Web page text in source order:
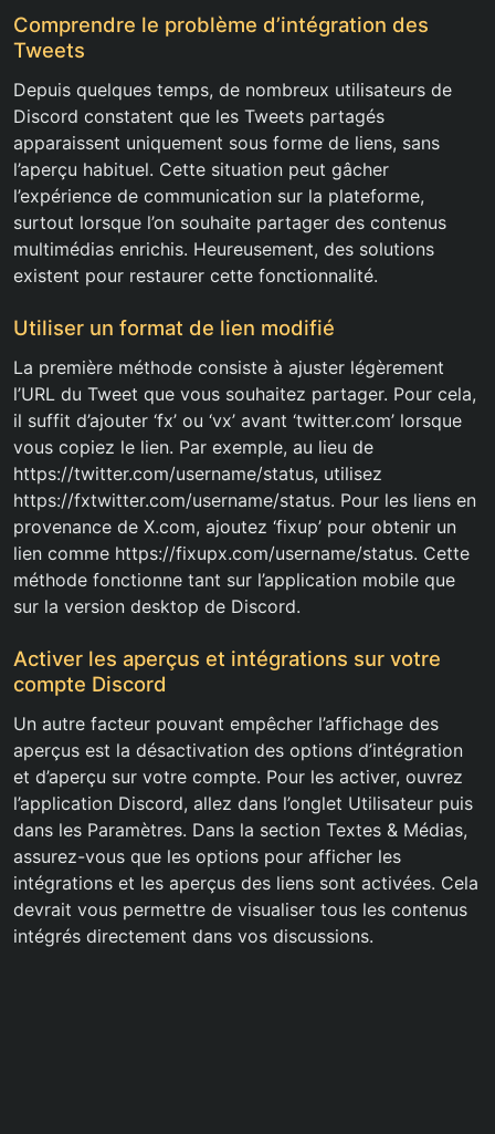
Comprendre le problème d’intégration des
Tweets
Depuis quelques temps, de nombreux utilisateurs de
Discord constatent que les Tweets partagés
apparaissent uniquement sous forme de liens, sans
l’aperçu habituel. Cette situation peut gâcher
l’expérience de communication sur la plateforme,
surtout lorsque l’on souhaite partager des contenus
multimédias enrichis. Heureusement, des solutions
existent pour restaurer cette fonctionnalité.
Utiliser un format de lien modifié
La première méthode consiste à ajuster légèrement
l’URL du Tweet que vous souhaitez partager. Pour cela,
il suffit d’ajouter ‘fx’ ou ‘vx’ avant ‘twitter.com’ lorsque
vous copiez le lien. Par exemple, au lieu de
https://twitter.com/username/status, utilisez
https://fxtwitter.com/username/status. Pour les liens en
provenance de X.com, ajoutez ‘fixup’ pour obtenir un
lien comme https://fixupx.com/username/status. Cette
méthode fonctionne tant sur l’application mobile que
sur la version desktop de Discord.
Activer les aperçus et intégrations sur votre
compte Discord
Un autre facteur pouvant empêcher l’affichage des
aperçus est la désactivation des options d’intégration
et d’aperçu sur votre compte. Pour les activer, ouvrez
l’application Discord, allez dans l’onglet Utilisateur puis
dans les Paramètres. Dans la section Textes & Médias,
assurez-vous que les options pour afficher les
intégrations et les aperçus des liens sont activées. Cela
devrait vous permettre de visualiser tous les contenus
intégrés directement dans vos discussions.